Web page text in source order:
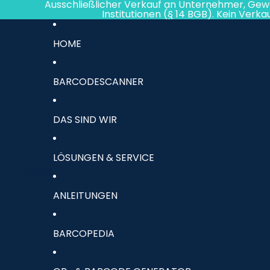
Ausschließlicher Verkauf an Unternehmer,
Institutionen (§ 14 BGB). Kein
HOME
BARCODESCANNER
DAS SIND WIR
LÖSUNGEN & SERVICE
ANLEITUNGEN
BARCOPEDIA